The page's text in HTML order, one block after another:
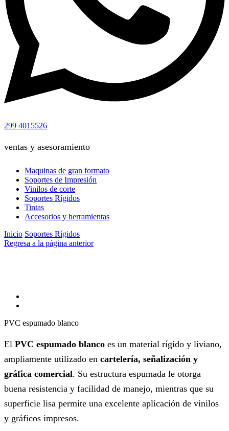
299 4015526
ventas y asesoramiento
Maquinas de gran formato
Soportes de Impresión
Vinilos de corte
Soportes Rígidos
Tintas
Accesorios y herramientas
Inicio Soportes Rígidos
Regresa a la página anterior
PVC espumado blanco
El PVC espumado blanco es un material rígido y liviano,
ampliamente utilizado en cartelería, señalización y
gráfica comercial. Su estructura espumada le otorga
buena resistencia y facilidad de manejo, mientras que su
superficie lisa permite una excelente aplicación de vinilos
y gráficos impresos.